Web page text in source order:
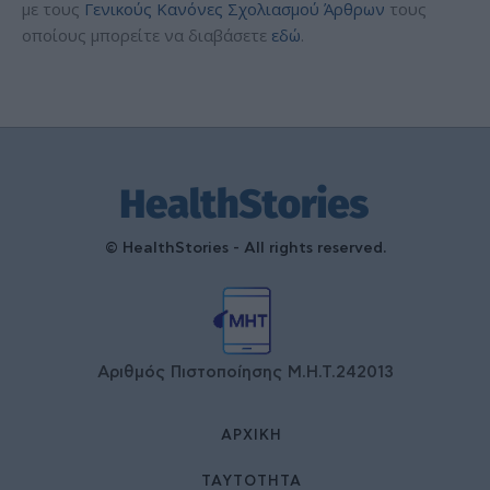
με τους Γενικούς Κανόνες Σχολιασμού Άρθρων τους
οποίους μπορείτε να διαβάσετε εδώ.
© HealthStories - All rights reserved.
Αριθμός Πιστοποίησης Μ.Η.Τ.242013
ΑΡΧΙΚΉ
ΤΑΥΤΌΤΗΤΑ